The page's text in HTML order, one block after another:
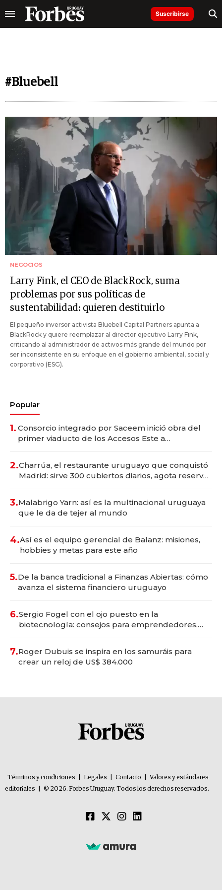
Suscribirse
#Bluebell
NEGOCIOS
Larry Fink, el CEO de BlackRock, suma
problemas por sus políticas de
sustentabilidad: quieren destituirlo
El pequeño inversor activista Bluebell Capital Partners apunta a
BlackRock y quiere reemplazar al director ejecutivo Larry Fink,
criticando al administrador de activos más grande del mundo por
ser inconsistente en su enfoque en el gobierno ambiental, social y
corporativo (ESG).
Popular
1. Consorcio integrado por Saceem inició obra del
primer viaducto de los Accesos Este a
2.Charrúa, el restaurante uruguayo que conquistó
Madrid: sirve 300 cubiertos diarios, agota reservas
3.Malabrigo Yarn: así es la multinacional uruguaya
que le da de tejer al mundo
4.Así es el equipo gerencial de Balanz: misiones,
hobbies y metas para este año
5.De la banca tradicional a Finanzas Abiertas: cómo
avanza el sistema financiero uruguayo
6.Sergio Fogel con el ojo puesto en la
biotecnología: consejos para emprendedores,
7.Roger Dubuis se inspira en los samuráis para
crear un reloj de US$ 384.000
Términos y condiciones Legales Contacto
Valores y estándares
editoriales
© 2026. Forbes Uruguay. Todos los derechos reservados.